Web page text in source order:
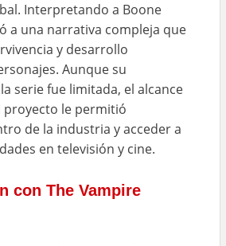
Interpretando a Boone
a una narrativa compleja que
y desarrollo
Aunque su
serie fue limitada, el alcance
le permitió
de la industria y acceder a
en televisión y cine.
con The Vampire